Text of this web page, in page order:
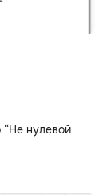
“Не нулевой